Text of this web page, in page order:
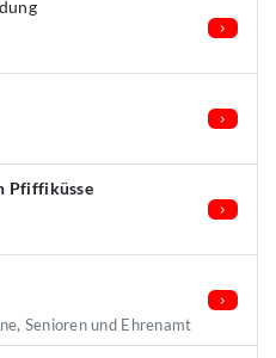
Pfiffiküsse
Senioren und Ehrenamt